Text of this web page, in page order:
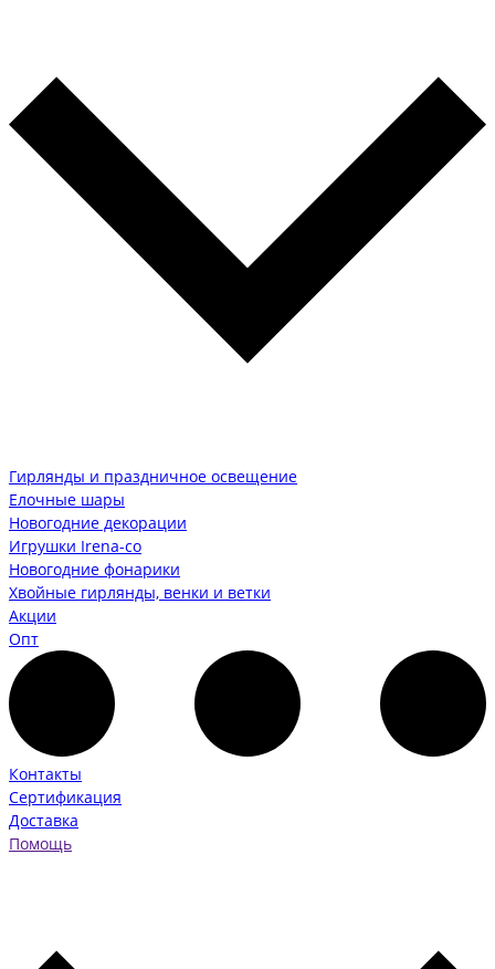
Гирлянды и праздничное освещение
Елочные шары
Новогодние декорации
Игрушки Irena-co
Новогодние фонарики
Хвойные гирлянды, венки и ветки
Акции
Опт
Контакты
Сертификация
Доставка
Помощь